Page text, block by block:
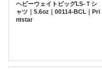
ヘビーウェイトビッグLS-Ｔシ
ャツ｜5.6oz｜00114-BCL｜Pri
ntstar